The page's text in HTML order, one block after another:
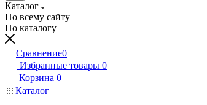
Каталог
По всему сайту
По каталогу
Сравнение0
Избранные товары 0
Корзина 0
Каталог